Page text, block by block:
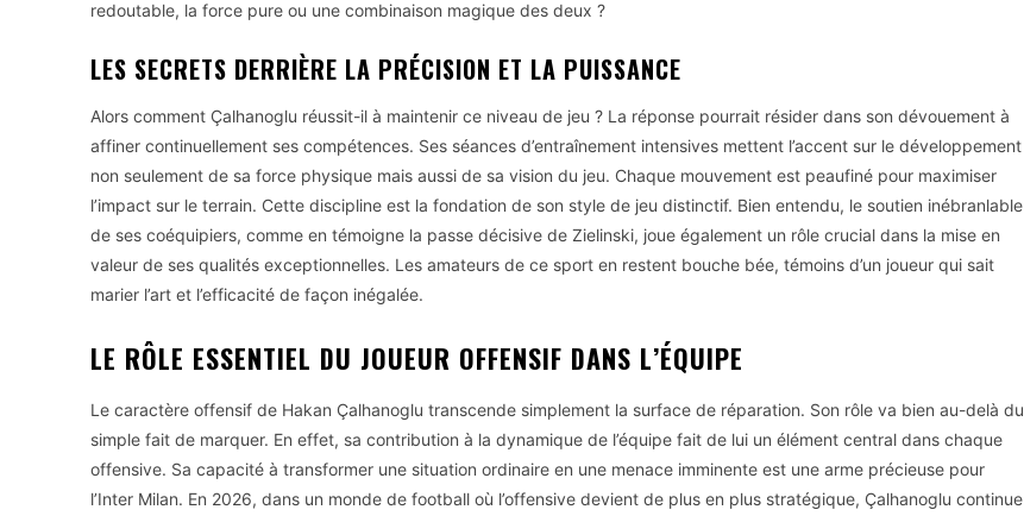
redoutable, la force pure ou une combinaison magique des deux ?
LES SECRETS DERRIÈRE LA PRÉCISION ET LA PUISSANCE
Alors comment Çalhanoglu réussit-il à maintenir ce niveau de jeu ? La réponse pourrait résider dans son dévouement à
affiner continuellement ses compétences. Ses séances d’entraînement intensives mettent l’accent sur le développement
non seulement de sa force physique mais aussi de sa vision du jeu. Chaque mouvement est peaufiné pour maximiser
l’impact sur le terrain. Cette discipline est la fondation de son style de jeu distinctif. Bien entendu, le soutien inébranlable
de ses coéquipiers, comme en témoigne la passe décisive de Zielinski, joue également un rôle crucial dans la mise en
valeur de ses qualités exceptionnelles. Les amateurs de ce sport en restent bouche bée, témoins d’un joueur qui sait
marier l’art et l’efficacité de façon inégalée.
LE RÔLE ESSENTIEL DU JOUEUR OFFENSIF DANS L’ÉQUIPE
Le caractère offensif de Hakan Çalhanoglu transcende simplement la surface de réparation. Son rôle va bien au-delà du
simple fait de marquer. En effet, sa contribution à la dynamique de l’équipe fait de lui un élément central dans chaque
offensive. Sa capacité à transformer une situation ordinaire en une menace imminente est une arme précieuse pour
l’Inter Milan. En 2026, dans un monde de football où l’offensive devient de plus en plus stratégique, Çalhanoglu continue